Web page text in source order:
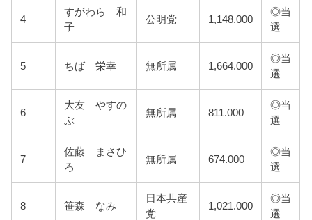
4
すがわら 和
子
公明党 1,148.000
◎当
選
5 ちば 栄幸 無所属 1,664.000
◎当
選
6
大友 やすの
ぶ
無所属 811.000
◎当
選
7
佐藤 まさひ
ろ
無所属 674.000
◎当
選
8 笹森 なみ
日本共産
党
1,021.000
◎当
選